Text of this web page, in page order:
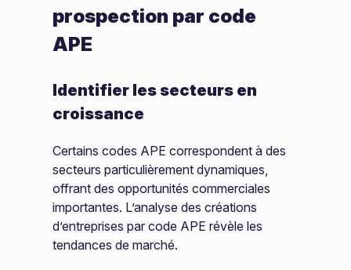
prospection par code
APE
Identifier les secteurs en
croissance
Certains codes APE correspondent à des
secteurs particulièrement dynamiques,
offrant des opportunités commerciales
importantes. L’analyse des créations
d’entreprises par code APE révèle les
tendances de marché.